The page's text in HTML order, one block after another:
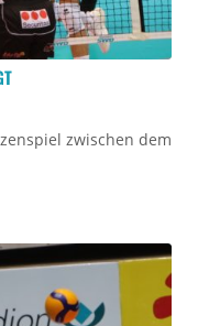
zwischen dem